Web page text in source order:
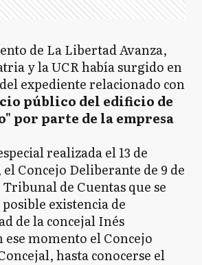
de La Libertad Avanza,
y la UCR había surgido en
expediente relacionado con
público del edificio de
por parte de la empresa
realizada el 13 de
Concejo Deliberante de 9 de
de Cuentas que se
existencia de
de la concejal Inés
ese momento el Concejo
hasta conocerse el